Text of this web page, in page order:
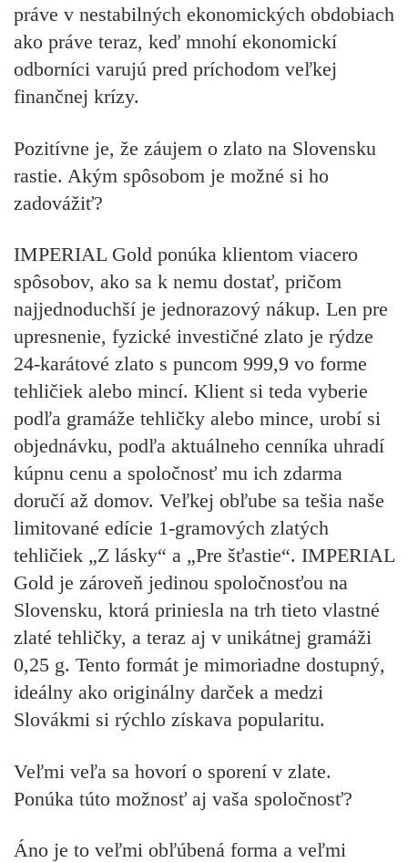
práve v nestabilných ekonomických obdobiach
ako práve teraz, keď mnohí ekonomickí
odborníci varujú pred príchodom veľkej
finančnej krízy.
Pozitívne je, že záujem o zlato na Slovensku
rastie. Akým spôsobom je možné si ho
zadovážiť?
IMPERIAL Gold ponúka klientom viacero
spôsobov, ako sa k nemu dostať, pričom
najjednoduchší je jednorazový nákup. Len pre
upresnenie, fyzické investičné zlato je rýdze
24-karátové zlato s puncom 999,9 vo forme
tehličiek alebo mincí. Klient si teda vyberie
podľa gramáže tehličky alebo mince, urobí si
objednávku, podľa aktuálneho cenníka uhradí
kúpnu cenu a spoločnosť mu ich zdarma
doručí až domov. Veľkej obľube sa tešia naše
limitované edície 1-gramových zlatých
tehličiek „Z lásky“ a „Pre šťastie“. IMPERIAL
Gold je zároveň jedinou spoločnosťou na
Slovensku, ktorá priniesla na trh tieto vlastné
zlaté tehličky, a teraz aj v unikátnej gramáži
0,25 g. Tento formát je mimoriadne dostupný,
ideálny ako originálny darček a medzi
Slovákmi si rýchlo získava popularitu.
Veľmi veľa sa hovorí o sporení v zlate.
Ponúka túto možnosť aj vaša spoločnosť?
Áno je to veľmi obľúbená forma a veľmi